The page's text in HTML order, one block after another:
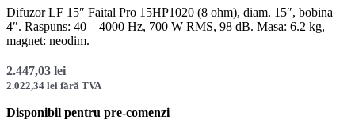
Difuzor LF 15″ Faital Pro 15HP1020 (8 ohm), diam. 15″, bobina
4″. Raspuns: 40 – 4000 Hz, 700 W RMS, 98 dB. Masa: 6.2 kg,
magnet: neodim.
2.447,03 lei
2.022,34 lei fără TVA
Disponibil pentru pre-comenzi